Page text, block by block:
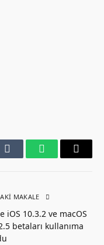
Tumblr WhatsAppEmail
MAKALE
iOS 10.3.2 ve macOS
betaları kullanıma